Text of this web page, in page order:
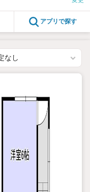
アプリで探す